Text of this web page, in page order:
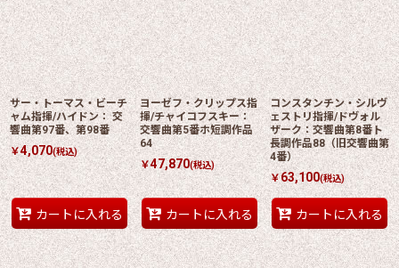
サー・トーマス・ビーチ
ャム指揮/ハイドン： 交
響曲第97番、第98番
￥4,070(税込)
カートに入れる
ヨーゼフ・クリップス指
揮/チャイコフスキー：
交響曲第5番ホ短調作品
64
￥47,870(税込)
カートに入れる
コンスタンチン・シルヴ
ェストリ指揮/ドヴォル
ザーク：交響曲第8番ト
長調作品88（旧交響曲第
4番）
￥63,100(税込)
カートに入れる